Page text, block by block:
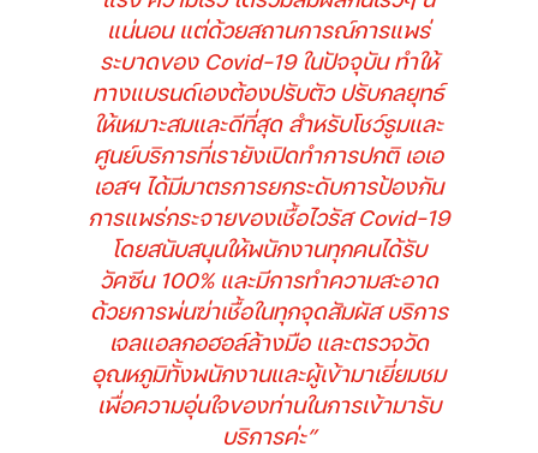
แน่นอน แต่ด้วยสถานการณ์การแพร่
ระบาดของ Covid-19 ในปัจจุบัน ทำให้
ทางแบรนด์เองต้องปรับตัว ปรับกลยุทธ์
ให้เหมาะสมและดีที่สุด สำหรับโชว์รูมและ
ศูนย์บริการที่เรายังเปิดทำการปกติ เอเอ
เอสฯ ได้มีมาตรการยกระดับการป้องกัน
การแพร่กระจายของเชื้อไวรัส Covid-19
โดยสนับสนุนให้พนักงานทุกคนได้รับ
วัคซีน 100% และมีการทำความสะอาด
ด้วยการพ่นฆ่าเชื้อในทุกจุดสัมผัส บริการ
เจลแอลกอฮอล์ล้างมือ และตรวจวัด
อุณหภูมิทั้งพนักงานและผู้เข้ามาเยี่ยมชม
เพื่อความอุ่นใจของท่านในการเข้ามารับ
บริการค่ะ”